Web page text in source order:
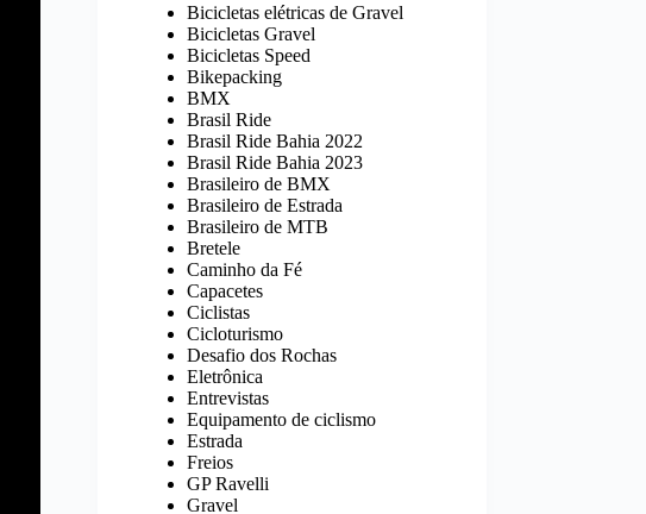
Bicicletas elétricas de Gravel
Bicicletas Gravel
Bicicletas Speed
Bikepacking
BMX
Brasil Ride
Brasil Ride Bahia 2022
Brasil Ride Bahia 2023
Brasileiro de BMX
Brasileiro de Estrada
Brasileiro de MTB
Bretele
Caminho da Fé
Capacetes
Ciclistas
Cicloturismo
Desafio dos Rochas
Eletrônica
Entrevistas
Equipamento de ciclismo
Estrada
Freios
GP Ravelli
Gravel